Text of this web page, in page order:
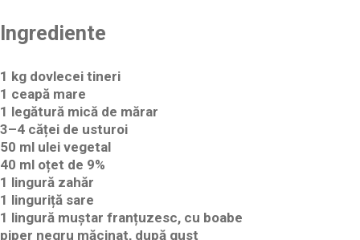
Ingrediente
1 kg dovlecei tineri
1 ceapă mare
1 legătură mică de mărar
3–4 căței de usturoi
50 ml ulei vegetal
40 ml oțet de 9%
1 lingură zahăr
1 linguriță sare
1 lingură muștar franțuzesc, cu boabe
piper negru măcinat, după gust